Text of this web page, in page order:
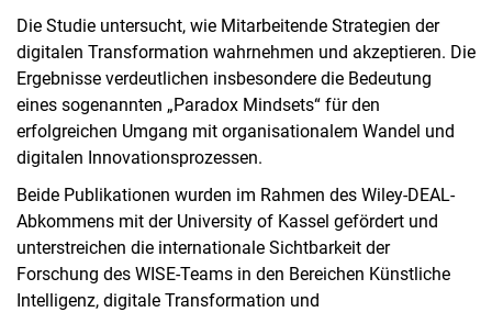
Die Studie untersucht, wie Mitarbeitende Strategien der
digitalen Transformation wahrnehmen und akzeptieren. Die
Ergebnisse verdeutlichen insbesondere die Bedeutung
eines sogenannten „Paradox Mindsets“ für den
erfolgreichen Umgang mit organisationalem Wandel und
digitalen Innovationsprozessen.
Beide Publikationen wurden im Rahmen des Wiley-DEAL-
Abkommens mit der University of Kassel gefördert und
unterstreichen die internationale Sichtbarkeit der
Forschung des WISE-Teams in den Bereichen Künstliche
Intelligenz, digitale Transformation und